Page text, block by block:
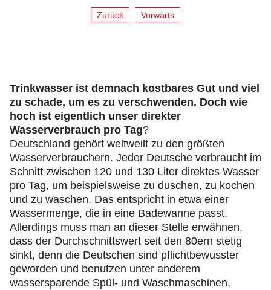
Zurück Vorwärts
Trinkwasser ist demnach kostbares Gut und viel
zu schade, um es zu verschwenden. Doch wie
hoch ist eigentlich unser direkter
Wasserverbrauch pro Tag?
Deutschland gehört weltweilt zu den größten
Wasserverbrauchern. Jeder Deutsche verbraucht im
Schnitt zwischen 120 und 130 Liter direktes Wasser
pro Tag, um beispielsweise zu duschen, zu kochen
und zu waschen. Das entspricht in etwa einer
Wassermenge, die in eine Badewanne passt.
Allerdings muss man an dieser Stelle erwähnen,
dass der Durchschnittswert seit den 80ern stetig
sinkt, denn die Deutschen sind pflichtbewusster
geworden und benutzen unter anderem
wassersparende Spül- und Waschmaschinen,